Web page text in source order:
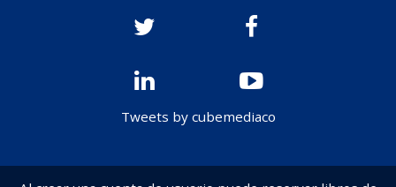
Tweets by cubemediaco